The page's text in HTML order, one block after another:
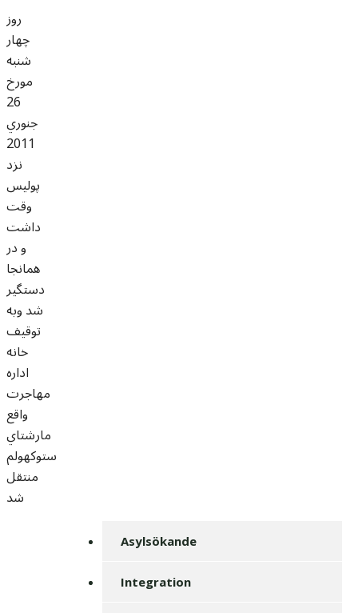
روز
چهار
شنبه
مورخ
26
جنوري
2011
نزد
پوليس
وقت
داشت
و در
همانجا
دستگير
شد وبه
توقيف
خانه
اداره
مهاجرت
واقع
مارشتاي
ستوکهولم
منتقل
شد
Asylsökande
Integration